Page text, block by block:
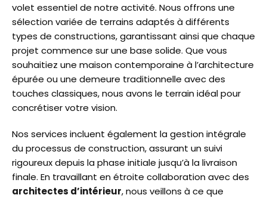
volet essentiel de notre activité. Nous offrons une
sélection variée de terrains adaptés à différents
types de constructions, garantissant ainsi que chaque
projet commence sur une base solide. Que vous
souhaitiez une maison contemporaine à l’architecture
épurée ou une demeure traditionnelle avec des
touches classiques, nous avons le terrain idéal pour
concrétiser votre vision.
Nos services incluent également la gestion intégrale
du processus de construction, assurant un suivi
rigoureux depuis la phase initiale jusqu’à la livraison
finale. En travaillant en étroite collaboration avec des
architectes d’intérieur, nous veillons à ce que